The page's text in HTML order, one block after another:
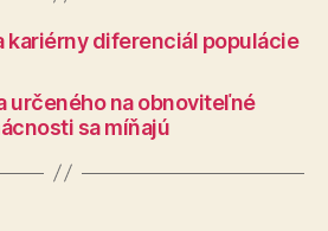
kariérny diferenciál populácie
určeného na obnoviteľné
sa míňajú